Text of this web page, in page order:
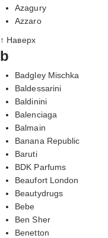
Azagury
Azzaro
↑ Наверх
b
Badgley Mischka
Baldessarini
Baldinini
Balenciaga
Balmain
Banana Republic
Baruti
BDK Parfums
Beaufort London
Beautydrugs
Bebe
Ben Sher
Benetton